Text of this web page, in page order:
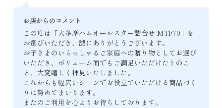
お店からのコメント
この度は「大多摩ハムオールスター詰合せ MTF70」を
お選びいただき、誠にありがとうございます。
お子さまのいらっしゃるご家庭への贈り物としてお選び
いただき、ボリューム面でもご満足いただけたとのこ
と、大変嬉しく拝見いたしました。
これからも幅広いシーンでお役立ていただける商品づく
りに努めてまいります。
またのご利用を心よりお待ちしております。